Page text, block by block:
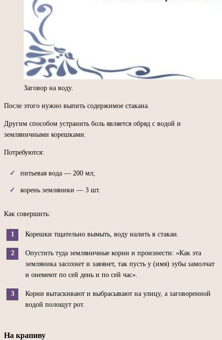
Заговор на воду.
После этого нужно выпить содержимое стакана.
Другим способом устранить боль является обряд с водой и
земляничными корешками.
Потребуются:
питьевая вода — 200 мл;
корень земляники — 3 шт.
Как совершить:
Корешки тщательно вымыть, воду налить в стакан.
Опустить туда земляничные корни и произнести: «Как эта
земляника засохнет и завянет, так пусть у (имя) зубы замолчат
и онемеют по сей день и по сей час».
Корни вытаскивают и выбрасывают на улицу, а заговоренной
водой полощут рот.
На крапиву